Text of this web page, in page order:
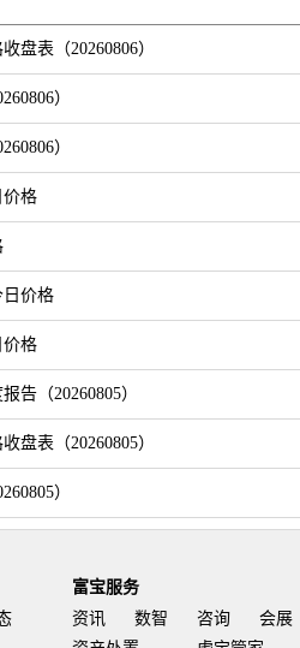
盘表（20260806）
）
）
价格
价格
价格
告（20260805）
盘表（20260805）
）
富宝服务
资讯
数智 咨询
会展